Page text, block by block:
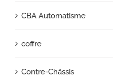
CBA Automatisme
coffre
Contre-Châssis